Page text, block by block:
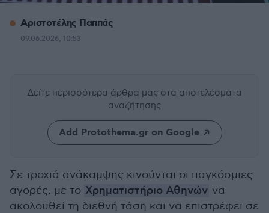
Αριστοτέλης Παππάς
09.06.2026, 10:53
Δείτε περισσότερα άρθρα μας στα αποτελέσματα
αναζήτησης
Add Protothema.gr on Google
Σε τροχιά ανάκαμψης κινούνται οι παγκόσμιες
αγορές, με το Χρηματιστήριο Αθηνών να
ακολουθεί τη διεθνή τάση και να επιστρέφει σε